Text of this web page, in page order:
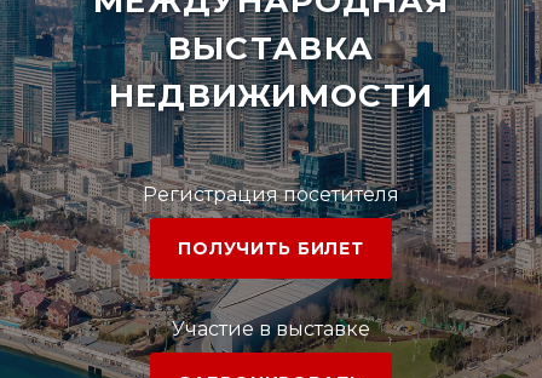
ВЫСТАВКА
НЕДВИЖИМОСТИ
Регистрация посетителя
ПОЛУЧИТЬ БИЛЕТ
Участие в выставке